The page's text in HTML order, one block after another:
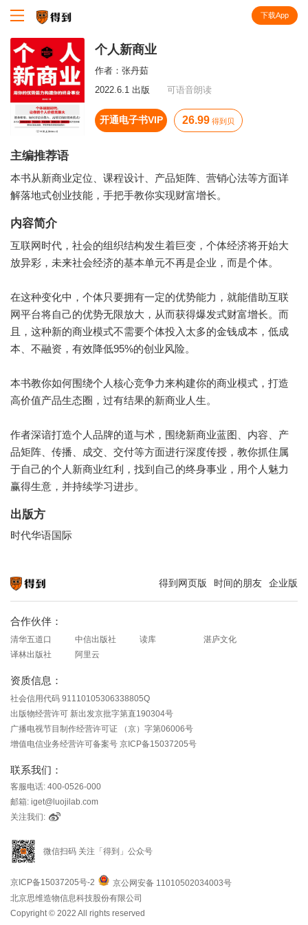
下载App
个人新商业
作者： 张丹茹
2022.6.1 出版
可语音朗读
开通电子书VIP 26.99 得到贝
主编推荐语
本书从新商业定位、课程设计、产品矩阵、营销心法等方面详
解落地式创业技能，手把手教你实现财富增长。
内容简介
互联网时代，社会的组织结构发生着巨变，个体经济将开始大
放异彩，未来社会经济的基本单元不再是企业，而是个体。
在这种变化中，个体只要拥有一定的优势能力，就能借助互联
网平台将自己的优势无限放大，从而获得爆发式财富增长。而
且，这种新的商业模式不需要个体投入太多的金钱成本，低成
本、不融资，有效降低95%的创业风险。
本书教你如何围绕个人核心竞争力来构建你的商业模式，打造
高价值产品生态圈，过有结果的新商业人生。
作者深谙打造个人品牌的道与术，围绕新商业蓝图、内容、产
品矩阵、传播、成交、交付等方面进行深度传授，教你抓住属
于自己的个人新商业红利，找到自己的终身事业，用个人魅力
赢得生意，并持续学习进步。
出版方
时代华语国际
得到网页版 时间的朋友 企业版
合作伙伴：
清华五道口 中信出版社 读库
湛庐文化
译林出版社
阿里云
资质信息：
社会信用代码 91110105306338805Q
出版物经营许可 新出发京批字第直190304号
广播电视节目制作经营许可证 （京）字第06006号
增值电信业务经营许可备案号 京ICP备15037205号
联系我们：
客服电话: 400-0526-000
邮箱: iget@luojilab.com
关注我们:
微信扫码 关注「得到」公众号
京ICP备15037205号-2
京公网安备 11010502034003号
北京思维造物信息科技股份有限公司
Copyright © 2022 All rights reserved